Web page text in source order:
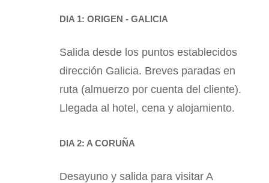
DIA 1: ORIGEN - GALICIA
Salida desde los puntos establecidos
dirección Galicia. Breves paradas en
ruta (almuerzo por cuenta del cliente).
Llegada al hotel, cena y alojamiento.
DIA 2: A CORUÑA
Desayuno y salida para visitar A